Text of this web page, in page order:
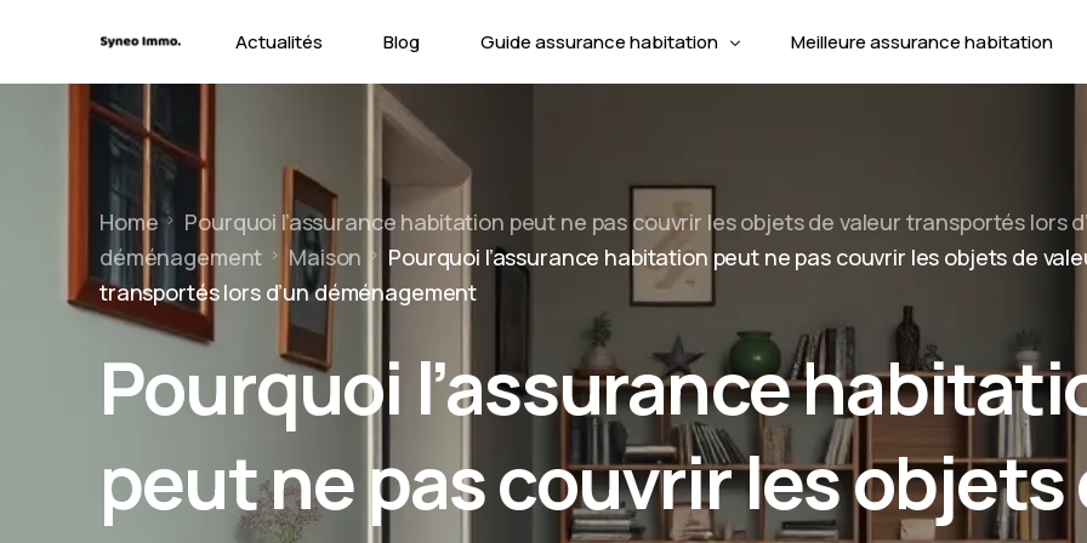
Actualités Blog Guide assurance habitation
Mettre
Garanties de l’assurance multirisque habitation
Animal
Meilleure assurance habitation
Home
Pourquoi l’assurance habitation peut ne pas couvrir les objets de valeur transportés lors
déménagement
Maison
Pourquoi l’assurance habitation peut ne pas couvrir les objets de
transportés lors d’un déménagement
Pourquoi l’assurance
peut ne pas couvrir les objets